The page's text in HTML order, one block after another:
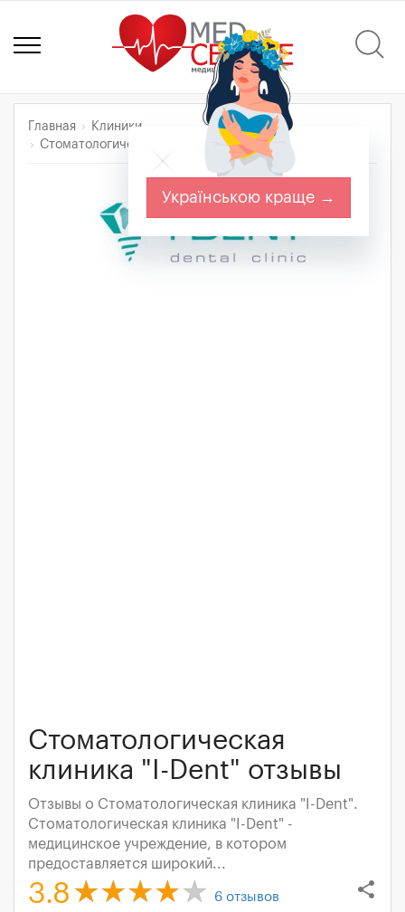
Главная
Клиники
Стоматологическая клиника "I-Dent"
Стоматологическая
клиника "I-Dent" отзывы
Отзывы о Стоматологическая клиника "I-Dent".
Стоматологическая клиника "I-Dent" -
медицинское учреждение, в котором
предоставляется широкий...
share
3.8 6 отзывов
Українською краще →